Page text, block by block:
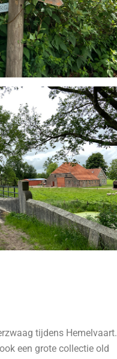
tijdens Hemelvaart.
een grote collectie old